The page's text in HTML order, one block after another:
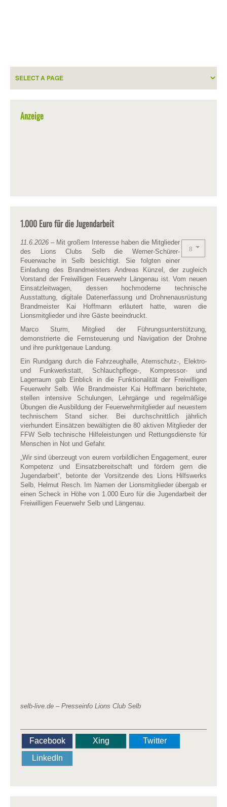
Anzeige
1.000 Euro für die Jugendarbeit
11.6.2026 – Mit großem Interesse haben die Mitglieder
des Lions Clubs Selb die Werner-Schürer-
Feuerwache in Selb besichtigt. Sie folgten einer
Einladung des Brandmeisters Andreas Künzel, der zugleich
Vorstand der Freiwilligen Feuerwehr Längenau ist. Vom neuen
Einsatzleitwagen, dessen hochmoderne technische
Ausstattung, digitale Datenerfassung und Drohnenausrüstung
Brandmeister Kai Hoffmann erläutert hatte, waren die
Lionsmitglieder und ihre Gäste beeindruckt.
Marco Sturm, Mitglied der Führungsunterstützung,
demonstrierte die Fernsteuerung und Navigation der Drohne
und ihre punktgenaue Landung.
Ein Rundgang durch die Fahrzeughalle, Atemschutz-, Elektro-
und Funkwerkstatt, Schlauchpflege-, Kompressor- und
Lagerraum gab Einblick in die Funktionalität der Freiwilligen
Feuerwehr Selb. Wie Brandmeister Kai Hoffmann berichtete,
stellen intensive Schulungen, Lehrgänge und regelmäßige
Übungen die Ausbildung der Feuerwehrmitglieder auf neuestem
technischem Stand sicher. Bei durchschnittlich jährlich
vierhundert Einsätzen bewältigten die 80 aktiven Mitglieder der
FFW Selb technische Hilfeleistungen und Rettungsdienste für
Menschen in Not und Gefahr.
„Wir sind überzeugt von eurem vorbildlichen Engagement, eurer
Kompetenz und Einsatzbereitschaft und fördern gern die
Jugendarbeit“, betonte der Vorsitzende des Lions Hilfswerks
Selb, Helmut Resch. Im Namen der Lionsmitglieder übergab er
einen Scheck in Höhe von 1.000 Euro für die Jugendarbeit der
Freiwilligen Feuerwehr Selb und Längenau.
selb-live.de – Presseinfo Lions Club Selb
Facebook Xing
Twitter
LinkedIn